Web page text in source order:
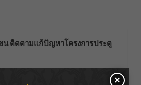
น ติดตามแก้ปัญหาโครงการประตู
เชื่อชวนคิด! “อยากกินอะไรหลังจาก×